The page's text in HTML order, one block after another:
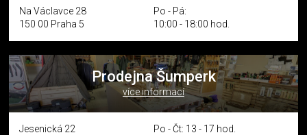
Na Václavce 28
150 00 Praha 5
Po - Pá:
10:00 - 18:00 hod.
Prodejna Šumperk
více informací
Jesenická 22
Po - Čt: 13 - 17 hod.